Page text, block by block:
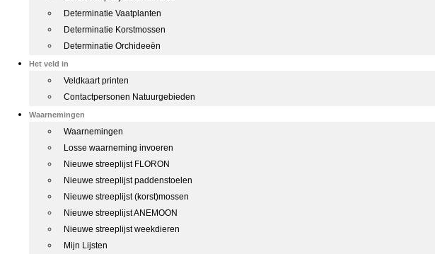
Determinatie Vaatplanten
Determinatie Korstmossen
Determinatie Orchideeën
Het veld in
Veldkaart printen
Contactpersonen Natuurgebieden
Waarnemingen
Waarnemingen
Losse waarneming invoeren
Nieuwe streeplijst FLORON
Nieuwe streeplijst paddenstoelen
Nieuwe streeplijst (korst)mossen
Nieuwe streeplijst ANEMOON
Nieuwe streeplijst weekdieren
Mijn Lijsten